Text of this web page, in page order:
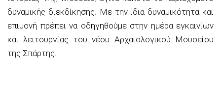
δυναμικής διεκδίκησης. Με την ίδια δυναμικότητα και
επιμονή πρέπει να οδηγηθούμε στην ημέρα εγκαινίων
και λειτουργίας του νέου Αρχαιολογικού Μουσείου
της Σπάρτης.